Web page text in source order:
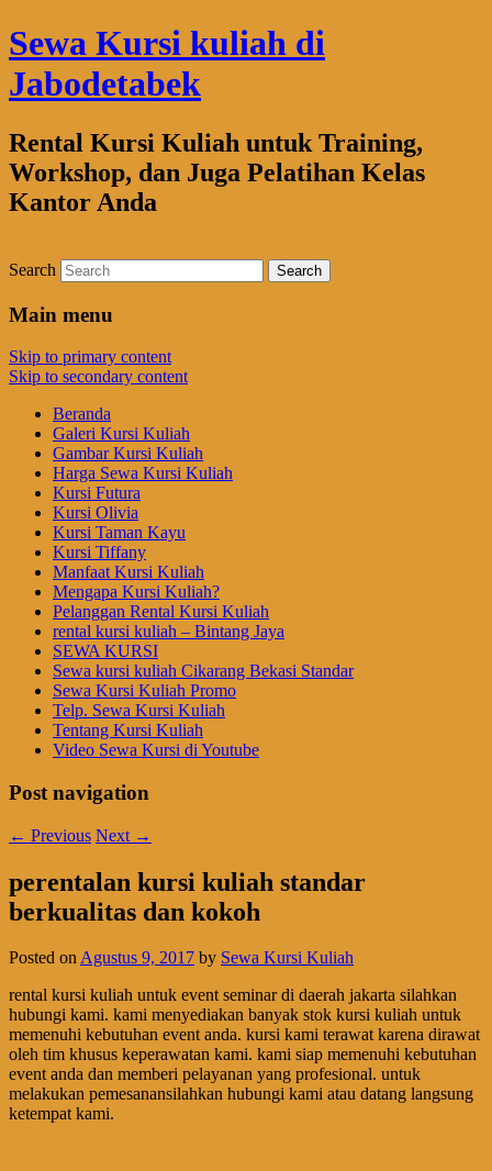
Sewa Kursi kuliah di
Jabodetabek
Rental Kursi Kuliah untuk Training,
Workshop, dan Juga Pelatihan Kelas
Kantor Anda
Search
Main menu
Skip to primary content
Skip to secondary content
Beranda
Galeri Kursi Kuliah
Gambar Kursi Kuliah
Harga Sewa Kursi Kuliah
Kursi Futura
Kursi Olivia
Kursi Taman Kayu
Kursi Tiffany
Manfaat Kursi Kuliah
Mengapa Kursi Kuliah?
Pelanggan Rental Kursi Kuliah
rental kursi kuliah – Bintang Jaya
SEWA KURSI
Sewa kursi kuliah Cikarang Bekasi Standar
Sewa Kursi Kuliah Promo
Telp. Sewa Kursi Kuliah
Tentang Kursi Kuliah
Video Sewa Kursi di Youtube
Post navigation
← Previous Next →
perentalan kursi kuliah standar
berkualitas dan kokoh
Posted onAgustus 9, 2017 by Sewa Kursi Kuliah
rental kursi kuliah untuk event seminar di daerah jakarta silahkan
hubungi kami. kami menyediakan banyak stok kursi kuliah untuk
memenuhi kebutuhan event anda. kursi kami terawat karena dirawat
oleh tim khusus keperawatan kami. kami siap memenuhi kebutuhan
event anda dan memberi pelayanan yang profesional. untuk
melakukan pemesanansilahkan hubungi kami atau datang langsung
ketempat kami.